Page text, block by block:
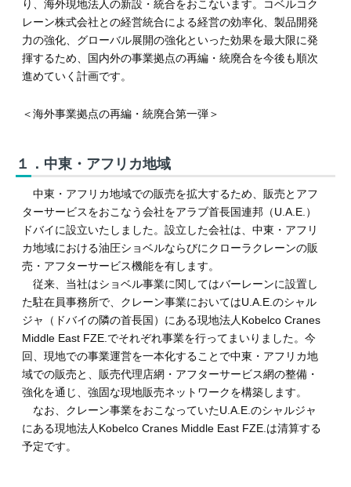
り、海外現地法人の新設・統合をおこないます。コベルコク
レーン株式会社との経営統合による経営の効率化、製品開発
力の強化、グローバル展開の強化といった効果を最大限に発
揮するため、国内外の事業拠点の再編・統廃合を今後も順次
進めていく計画です。
＜海外事業拠点の再編・統廃合第一弾＞
１．中東・アフリカ地域
中東・アフリカ地域での販売を拡大するため、販売とアフ
ターサービスをおこなう会社をアラブ首長国連邦（U.A.E.）
ドバイに設立いたしました。設立した会社は、中東・アフリ
カ地域における油圧ショベルならびにクローラクレーンの販
売・アフターサービス機能を有します。
従来、当社はショベル事業に関してはバーレーンに設置し
た駐在員事務所で、クレーン事業においてはU.A.E.のシャル
ジャ（ドバイの隣の⾸⻑国）にある現地法人Kobelco Cranes
Middle East FZE.でそれぞれ事業を行ってまいりました。今
回、現地での事業運営を一本化することで中東・アフリカ地
域での販売と、販売代理店網・アフターサービス網の整備・
強化を通じ、強固な現地販売ネットワークを構築します。
なお、クレーン事業をおこなっていたU.A.E.のシャルジャ
にある現地法人Kobelco Cranes Middle East FZE.は清算する
予定です。